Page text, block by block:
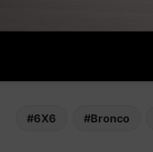
6X6 Bronco